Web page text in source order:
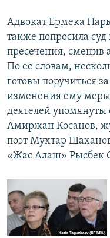
Адвокат Ермека
также попросила
пресечения, сменив
По ее словам,
готовы поручиться
изменения ему
деятелей
Амиржан Косанов,
поэт Мухтар
«Жас Алаш» Рысбек